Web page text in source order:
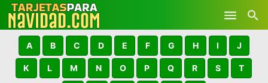
Skip to main content
A B C D E F G H I J
K L M N O P Q R S T